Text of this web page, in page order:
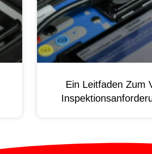
Ein Leitfaden Zum